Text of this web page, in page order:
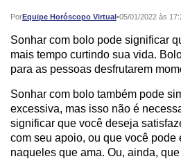
PorEquipe Horóscopo Virtual•
Publicado: 05/01/2022 às
Sonhar com bolo pode significar
mais tempo curtindo sua vida.
para as pessoas desfrutarem
Sonhar com bolo também pode
excessiva, mas isso não é
significar que você deseja
com seu apoio, ou que você pode
naqueles que ama. Ou, ainda,